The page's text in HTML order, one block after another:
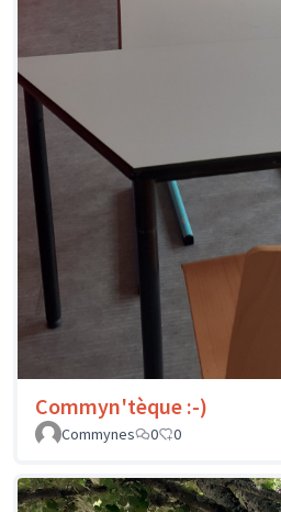
Commyn'tèque :-)
Commynes
0 0